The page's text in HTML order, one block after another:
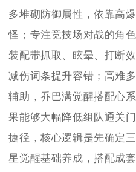
多堆砌防御属性，依靠高
怪；专注竞技场对战的角
装配带抓取、眩晕、打断
减伤词条提升容错；高难
辅助，乔巴满觉醒搭配心
果能够大幅降低组队通关
捷径，核心逻辑是先确定
星觉醒基础养成，搭配成